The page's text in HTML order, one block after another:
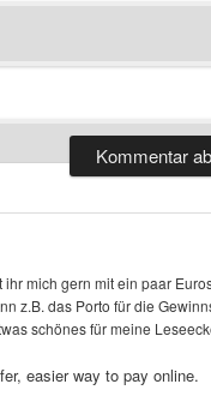
mich gern mit ein paar
z.B. das Porto für die
schönes für meine